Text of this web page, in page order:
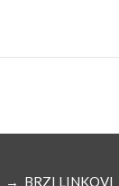
→ BRZI LINKOVI